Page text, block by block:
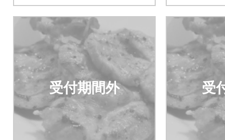
受付期間外 受